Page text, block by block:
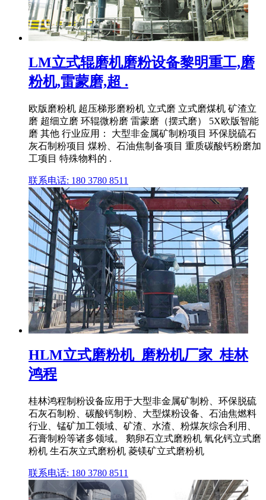
LM立式辊磨机磨粉设备黎明重工,磨
粉机,雷蒙磨,超 .
欧版磨粉机 超压梯形磨粉机 立式磨 立式磨煤机 矿渣立
磨 超细立磨 环辊微粉磨 雷蒙磨（摆式磨） 5X欧版智能
磨 其他 行业应用： 大型非金属矿制粉项目 环保脱硫石
灰石制粉项目 煤粉、石油焦制备项目 重质碳酸钙粉磨加
工项目 特殊物料的 .
联系电话: 180 3780 8511
HLM立式磨粉机_磨粉机厂家_桂林
鸿程
桂林鸿程制粉设备应用于大型非金属矿制粉、环保脱硫
石灰石制粉、碳酸钙制粉、大型煤粉设备、石油焦燃料
行业、锰矿加工领域、矿渣、水渣、粉煤灰综合利用、
石膏制粉等诸多领域。 鹅卵石立式磨粉机 氧化钙立式磨
粉机 生石灰立式磨粉机 菱镁矿立式磨粉机
联系电话: 180 3780 8511